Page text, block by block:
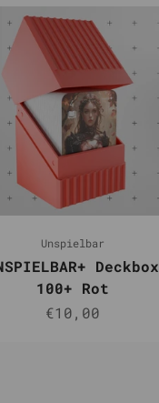
Unspielbar
Deckbox
100+ Rot
Angebot
€10,00